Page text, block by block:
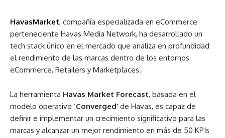
HavasMarket, compañía especializada en eCommerce
perteneciente Havas Media Network, ha desarrollado un
tech stack único en el mercado que analiza en profundidad
el rendimiento de las marcas dentro de los entornos
eCommerce, Retailers y Marketplaces.
La herramienta Havas Market Forecast, basada en el
modelo operativo ‘Converged’ de Havas, es capaz de
definir e implementar un crecimiento significativo para las
marcas y alcanzar un mejor rendimiento en más de 50 KPIs